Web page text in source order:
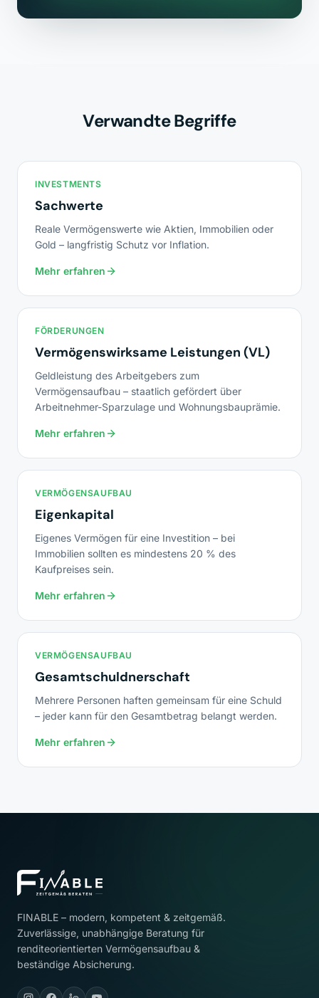
Verwandte Begriffe
INVESTMENTS
Sachwerte
Reale Vermögenswerte wie Aktien, Immobilien oder
Gold – langfristig Schutz vor Inflation.
Mehr erfahren
FÖRDERUNGEN
Vermögenswirksame Leistungen (VL)
Geldleistung des Arbeitgebers zum
Vermögensaufbau – staatlich gefördert über
Arbeitnehmer-Sparzulage und Wohnungsbauprämie.
Mehr erfahren
VERMÖGENSAUFBAU
Eigenkapital
Eigenes Vermögen für eine Investition – bei
Immobilien sollten es mindestens 20 % des
Kaufpreises sein.
Mehr erfahren
VERMÖGENSAUFBAU
Gesamtschuldnerschaft
Mehrere Personen haften gemeinsam für eine Schuld
– jeder kann für den Gesamtbetrag belangt werden.
Mehr erfahren
FINABLE – modern, kompetent & zeitgemäß.
Zuverlässige, unabhängige Beratung für
renditeorientierten Vermögensaufbau &
beständige Absicherung.